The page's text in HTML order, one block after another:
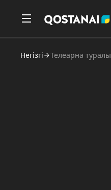
Негізгі Телеарна туралы